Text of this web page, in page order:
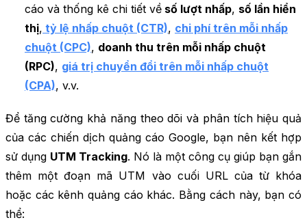
cáo và thống kê chi tiết về số lượt nhấp, số lần hiển
thị, tỷ lệ nhấp chuột (CTR), chi phí trên mỗi nhấp
chuột (CPC), doanh thu trên mỗi nhấp chuột
(RPC), giá trị chuyển đổi trên mỗi nhấp chuột
(CPA), v.v.
Để tăng cường khả năng theo dõi và phân tích hiệu quả
của các chiến dịch quảng cáo Google, bạn nên kết hợp
sử dụng UTM Tracking. Nó là một công cụ giúp bạn gắn
thêm một đoạn mã UTM vào cuối URL của từ khóa
hoặc các kênh quảng cáo khác. Bằng cách này, bạn có
thể: